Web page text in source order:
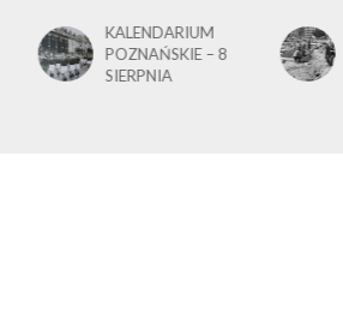
KALENDARIUM
POZNAŃSKIE – 7
SIERPNIA